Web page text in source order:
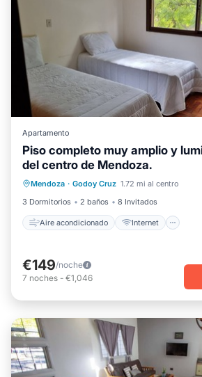
Apartamento
Piso completo muy amplio y
del centro de Mendoza.
Mendoza · Godoy Cruz 1.72 mi al centro
3 Dormitorios
2 baños 8 Invitados
Aire acondicionado Internet
Aire acondicionado
Apto para niños
Ropa de cama
€149/noche
7 noches - €1,046